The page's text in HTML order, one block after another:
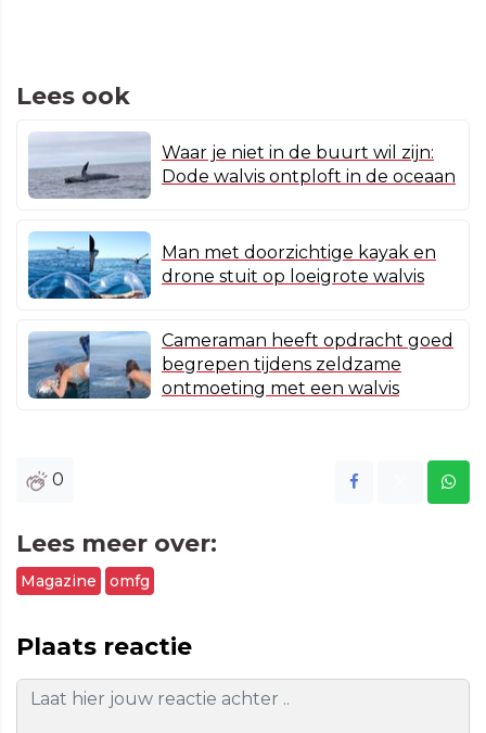
Lees ook
Waar je niet in de buurt wil zijn:
Dode walvis ontploft in de oceaan
Man met doorzichtige kayak en
drone stuit op loeigrote walvis
Cameraman heeft opdracht goed
begrepen tijdens zeldzame
ontmoeting met een walvis
0
Lees meer over:
Magazine omfg
Plaats reactie